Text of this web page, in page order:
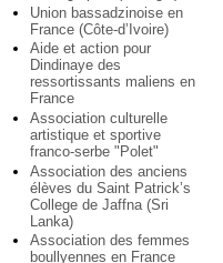
Union bassadzinoise en
France (Côte-d’Ivoire)
Aide et action pour
Dindinaye des
ressortissants maliens en
France
Association culturelle
artistique et sportive
franco-serbe "Polet"
Association des anciens
élèves du Saint Patrick’s
College de Jaffna (Sri
Lanka)
Association des femmes
boullyennes en France